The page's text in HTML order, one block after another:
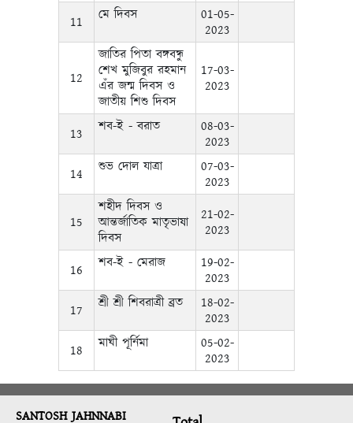
11
মে দিবস
01-05-
2023
12
জাতির পিতা বঙ্গবন্ধু
শেখ মুজিবুর রহমান
এঁর জন্ম দিবস ও
জাতীয় শিশু দিবস
17-03-
2023
13 শব-ই - বরাত
08-03-
2023
14
শুভ দোল যাত্রা
07-03-
2023
15
শহীদ দিবস ও
আন্তর্জাতিক মাতৃভাষা
দিবস
21-02-
2023
16 শব-ই - মেরাজ
19-02-
2023
17
শ্রী শ্রী শিবরাত্রী ব্রত
18-02-
2023
18
মাঘী পূর্নিমা
05-02-
2023
SANTOSH JAHNNABI